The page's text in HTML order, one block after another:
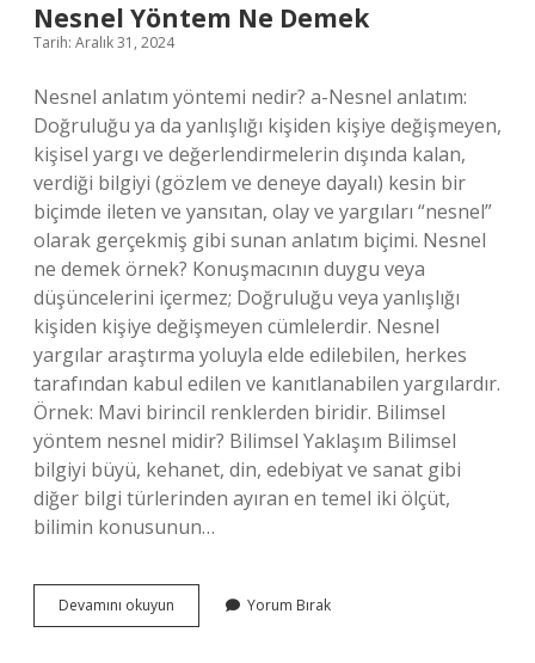
Nesnel Yöntem Ne Demek
Tarih: Aralık 31, 2024
Nesnel anlatım yöntemi nedir? a-Nesnel anlatım:
Doğruluğu ya da yanlışlığı kişiden kişiye değişmeyen,
kişisel yargı ve değerlendirmelerin dışında kalan,
verdiği bilgiyi (gözlem ve deneye dayalı) kesin bir
biçimde ileten ve yansıtan, olay ve yargıları “nesnel”
olarak gerçekmiş gibi sunan anlatım biçimi. Nesnel
ne demek örnek? Konuşmacının duygu veya
düşüncelerini içermez; Doğruluğu veya yanlışlığı
kişiden kişiye değişmeyen cümlelerdir. Nesnel
yargılar araştırma yoluyla elde edilebilen, herkes
tarafından kabul edilen ve kanıtlanabilen yargılardır.
Örnek: Mavi birincil renklerden biridir. Bilimsel
yöntem nesnel midir? Bilimsel Yaklaşım Bilimsel
bilgiyi büyü, kehanet, din, edebiyat ve sanat gibi
diğer bilgi türlerinden ayıran en temel iki ölçüt,
bilimin konusunun…
Devamını okuyun
Yöntem
Yorum Bırak